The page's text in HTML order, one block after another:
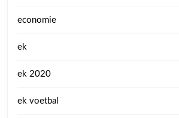
economie
ek
ek 2020
ek voetbal